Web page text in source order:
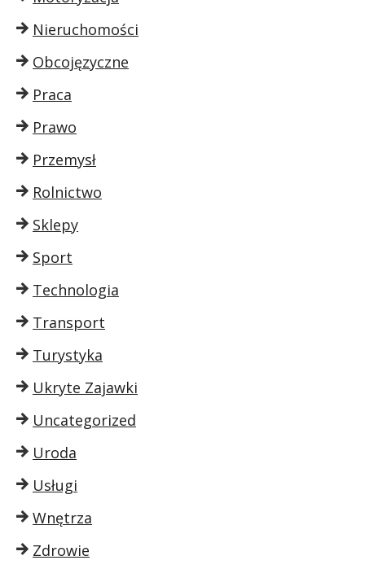
Nieruchomości
Obcojęzyczne
Praca
Prawo
Przemysł
Rolnictwo
Sklepy
Sport
Technologia
Transport
Turystyka
Ukryte Zajawki
Uncategorized
Uroda
Usługi
Wnętrza
Zdrowie